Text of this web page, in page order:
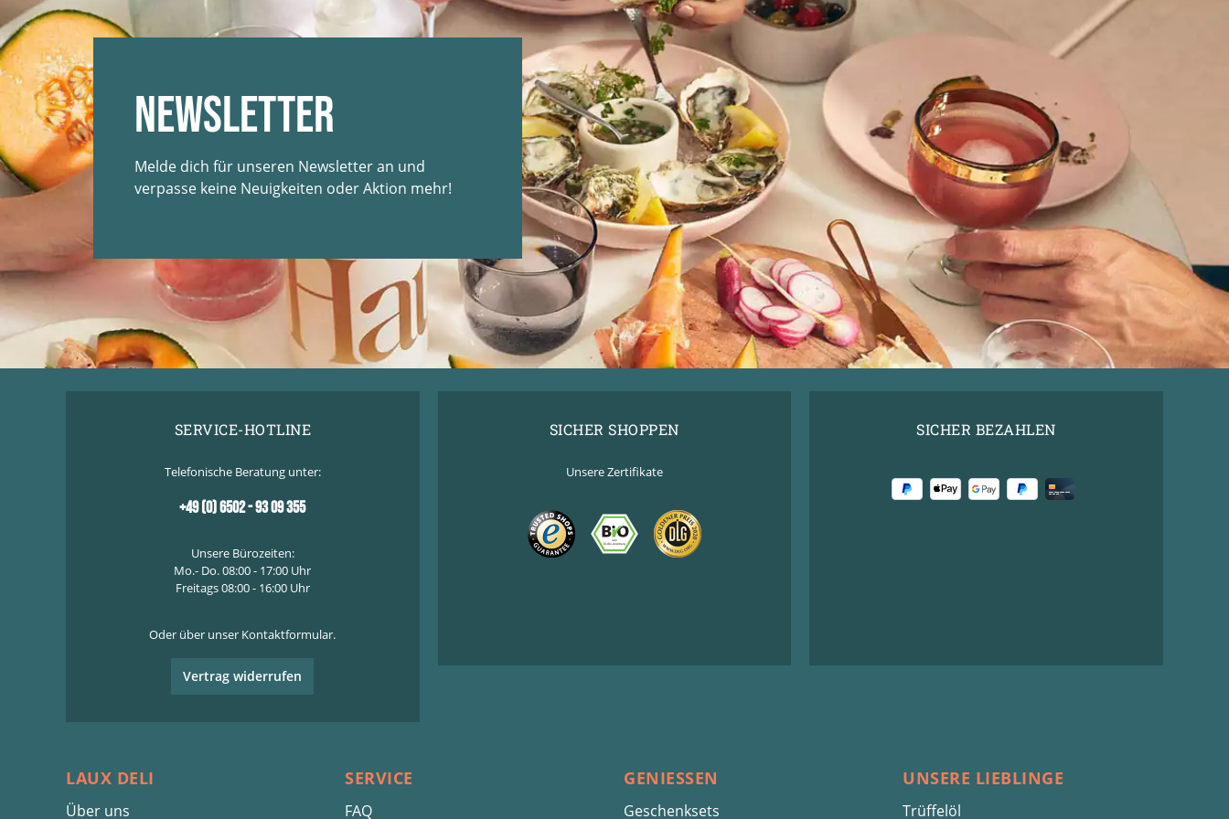
Newsletter
Melde dich für unseren Newsletter an und
verpasse keine Neuigkeiten oder Aktion mehr!
SERVICE-HOTLINE
Telefonische Beratung unter:
+49 (0) 6502 - 93 09 355
Unsere Bürozeiten:
Mo.- Do. 08:00 - 17:00 Uhr
Freitags 08:00 - 16:00 Uhr
Oder über unser Kontaktformular.
Vertrag widerrufen
SICHER SHOPPEN
Unsere Zertifikate
SICHER BEZAHLEN
LAUX DELI
Über uns
SERVICE
FAQ
GENIESSEN
Geschenksets
UNSERE LIEBLINGE
Trüffelöl